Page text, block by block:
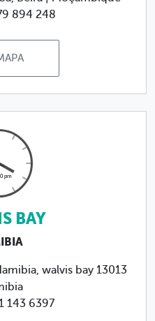
894 248
BAY
walvis bay 13013
143 6397